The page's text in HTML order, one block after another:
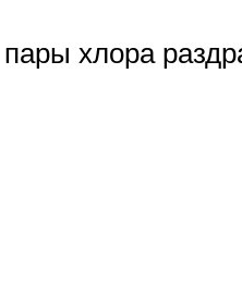
хлора